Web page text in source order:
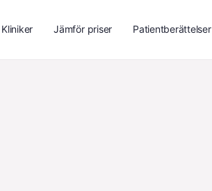
Kliniker Jämför priser Patientberättelser